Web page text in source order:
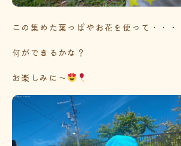
この集めた葉っぱやお花を使って・・・
何ができるかな？
お楽しみに～